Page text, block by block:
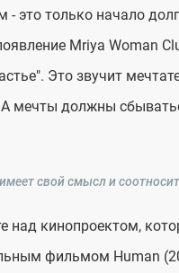
это только начало
Mriya Woman
Это звучит
А мечты должны
свой смысл и
над кинопроектом,
фильмом Human